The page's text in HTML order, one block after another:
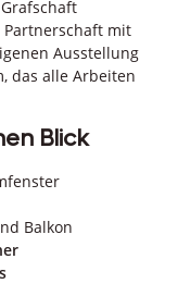
mit
Ausstellung
das alle Arbeiten
Blick
Balkon